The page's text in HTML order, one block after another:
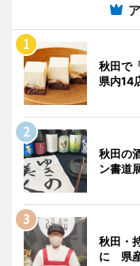
秋田で
県内14
秋田の
ン書道
秋田・
に 県